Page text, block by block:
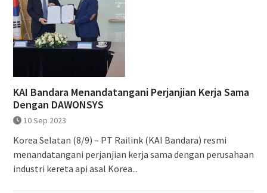
KAI Bandara Menandatangani Perjanjian Kerja Sama
Dengan DAWONSYS
10 Sep 2023
Korea Selatan (8/9) – PT Railink (KAI Bandara) resmi
menandatangani perjanjian kerja sama dengan perusahaan
industri kereta api asal Korea...